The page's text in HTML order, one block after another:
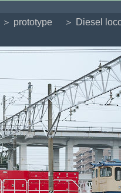
＞ prototype ＞ Diesel